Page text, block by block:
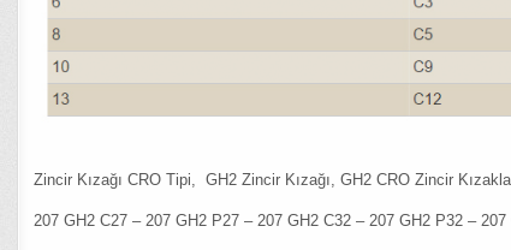
Zincir Kızağı CRO Tipi, GH2 Zincir Kızağı, GH2 CRO Zincir
207 GH2 C27 – 207 GH2 P27 – 207 GH2 C32 – 207 GH2 P32 –